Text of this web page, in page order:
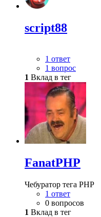
script88
1 ответ
1 вопрос
1 Вклад в тег
FanatPHP
Чебуратор тега РНР
1 ответ
0 вопросов
1 Вклад в тег